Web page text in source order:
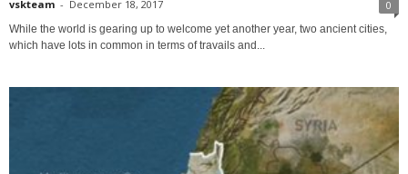
vskteam - December 18, 2017 0
While the world is gearing up to welcome yet another year, two ancient cities,
which have lots in common in terms of travails and...